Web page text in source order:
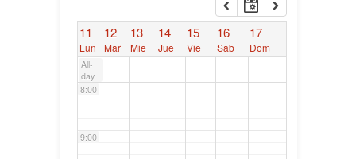
11
Lun
12
Mar
13
Mie
14
Jue
15
Vie
16
Sab
17
Dom
All-
day
7:00
8:00
9:00